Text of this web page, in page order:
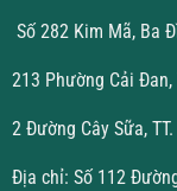
Số 282 Kim Mã, Ba
213 Phường Cải Đan,
2 Đường Cây Sữa,
Địa chỉ: Số 112